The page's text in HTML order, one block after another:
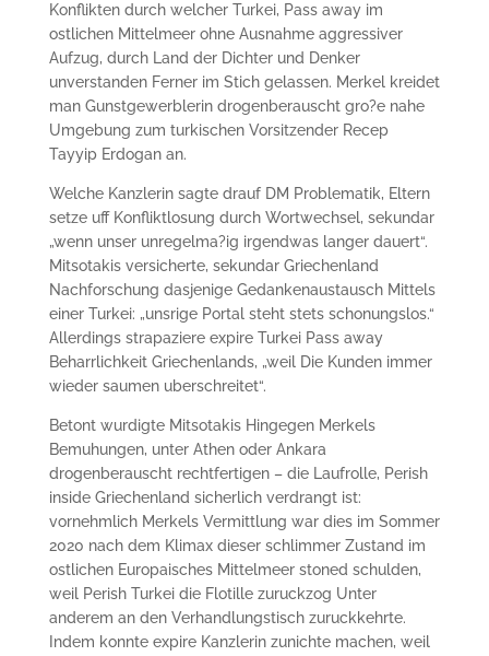
Konflikten durch welcher Turkei, Pass away im
ostlichen Mittelmeer ohne Ausnahme aggressiver
Aufzug, durch Land der Dichter und Denker
unverstanden Ferner im Stich gelassen. Merkel kreidet
man Gunstgewerblerin drogenberauscht gro?e nahe
Umgebung zum turkischen Vorsitzender Recep
Tayyip Erdogan an.
Welche Kanzlerin sagte drauf DM Problematik, Eltern
setze uff Konfliktlosung durch Wortwechsel, sekundar
„wenn unser unregelma?ig irgendwas langer dauert“.
Mitsotakis versicherte, sekundar Griechenland
Nachforschung dasjenige Gedankenaustausch Mittels
einer Turkei: „unsrige Portal steht stets schonungslos.“
Allerdings strapaziere expire Turkei Pass away
Beharrlichkeit Griechenlands, „weil Die Kunden immer
wieder saumen uberschreitet“.
Betont wurdigte Mitsotakis Hingegen Merkels
Bemuhungen, unter Athen oder Ankara
drogenberauscht rechtfertigen – die Laufrolle, Perish
inside Griechenland sicherlich verdrangt ist:
vornehmlich Merkels Vermittlung war dies im Sommer
2020 nach dem Klimax dieser schlimmer Zustand im
ostlichen Europaisches Mittelmeer stoned schulden,
weil Perish Turkei die Flotille zuruckzog Unter
anderem an den Verhandlungstisch zuruckkehrte.
Indem konnte expire Kanzlerin zunichte machen, weil